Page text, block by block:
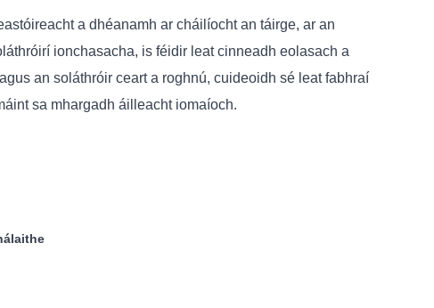
a dhéanamh ar cháilíocht an táirge, ar an
ionchasacha, is féidir leat cinneadh eolasach a
an soláthróir ceart a roghnú, cuideoidh sé leat fabhraí
sa mhargadh áilleacht iomaíoch.